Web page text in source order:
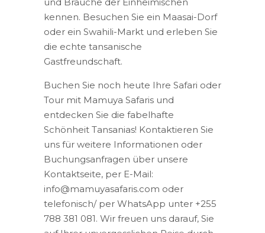
kennen. Besuchen Sie ein Maasai-Dorf
oder ein Swahili-Markt und erleben Sie
die echte tansanische
Gastfreundschaft.
Buchen Sie noch heute Ihre Safari oder
Tour mit Mamuya Safaris und
entdecken Sie die fabelhafte
Schönheit Tansanias! Kontaktieren Sie
uns für weitere Informationen oder
Buchungsanfragen über unsere
Kontaktseite, per E-Mail:
info@mamuyasafaris.com oder
telefonisch/ per WhatsApp unter +255
788 381 081. Wir freuen uns darauf, Sie